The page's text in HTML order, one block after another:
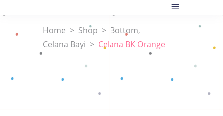
Home > Shop > Bottom,
Celana Bayi > Celana BK Orange